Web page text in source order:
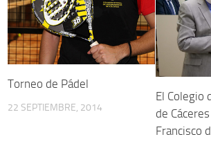
Torneo de Pádel
22 SEPTIEMBRE, 2014
El Colegio
de
Francisco